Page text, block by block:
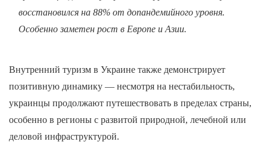
восстановился на 88% от допандемийного уровня.
Особенно заметен рост в Европе и Азии.
Внутренний туризм в Украине также демонстрирует
позитивную динамику — несмотря на нестабильность,
украинцы продолжают путешествовать в пределах страны,
особенно в регионы с развитой природной, лечебной или
деловой инфраструктурой.